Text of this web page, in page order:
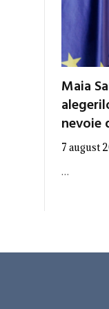
Maia
nevoie
7 august
…